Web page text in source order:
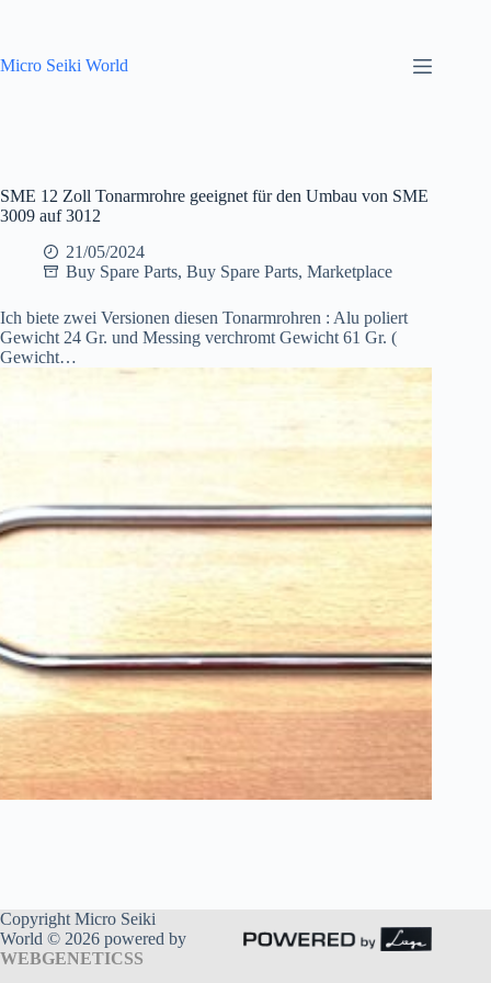
Micro Seiki World
SME 12 Zoll Tonarmrohre geeignet für den Umbau von SME
3009 auf 3012
21/05/2024
Buy Spare Parts, Buy Spare Parts, Marketplace
Ich biete zwei Versionen diesen Tonarmrohren : Alu poliert
Gewicht 24 Gr. und Messing verchromt Gewicht 61 Gr. (
Gewicht…
Copyright Micro Seiki
World © 2026 powered by
WEBGENETICSS